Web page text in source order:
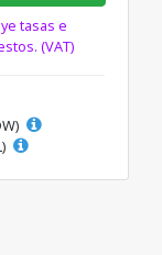
tasas e
(VAT)